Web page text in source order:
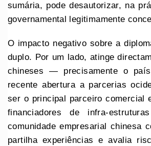
sumária, pode desautorizar, na
governamental legitimamente
O impacto negativo sobre a
duplo. Por um lado, atinge
chineses — precisamente o
recente abertura a parcerias
ser o principal parceiro comercial
financiadores de infra-
comunidade empresarial chinesa
partilha experiências e avalia